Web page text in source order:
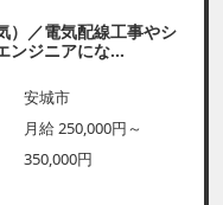
）／電気配線工事やシ
ンジニアにな...
安城市
月給 250,000円～
350,000円